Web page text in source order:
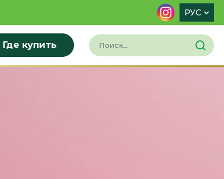
РУС
Где купить